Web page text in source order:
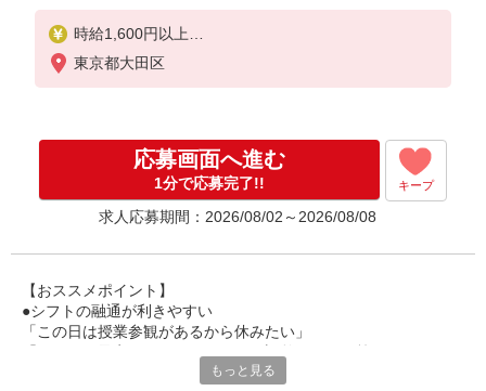
時給1,600円以上
試用期間中 時給1,600円以上(試用期間2ヶ月)
ます。
東京都大田区
応募画面へ進む
1分で応募完了!! キープ
求人応募期間：2026/08/02～2026/08/08
【おススメポイント】
●シフトの融通が利きやすい
「この日は授業参観があるから休みたい」
家庭や趣味の都合にも柔軟に対応しますので、お気軽にご相談く
もっと見る